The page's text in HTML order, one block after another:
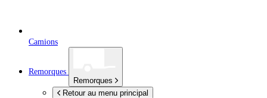
Camions
Remorques
Remorques
Retour au menu principal